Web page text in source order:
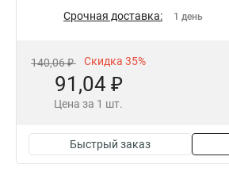
Срочная доставка: 1 день
140,06 ₽ Скидка 35%
91,04 ₽
Цена за 1 шт.
Быстрый заказ